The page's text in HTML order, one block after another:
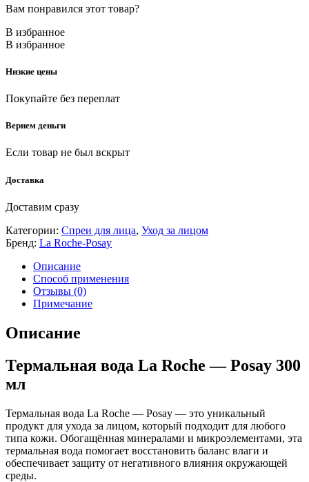
Вам понравился этот товар?
В избранное
В избранное
Низкие цены
Покупайте без переплат
Вернем деньги
Если товар не был вскрыт
Доставка
Доставим сразу
Категории: Спреи для лица, Уход за лицом
Бренд: La Roche-Posay
Описание
Способ применения
Отзывы (0)
Примечание
Описание
Термальная вода La Roche — Posay 300
мл
Термальная вода La Roche — Posay — это уникальный
продукт для ухода за лицом, который подходит для любого
типа кожи. Обогащённая минералами и микроэлементами, эта
термальная вода помогает восстановить баланс влаги и
обеспечивает защиту от негативного влияния окружающей
среды.